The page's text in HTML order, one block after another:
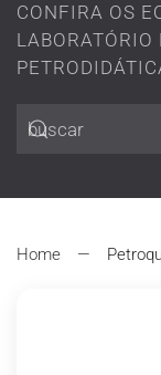
CONFIRA OS
Home